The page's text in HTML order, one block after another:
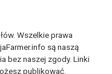
Wszelkie prawa
są naszą
bez naszej zgody. Linki
publikować.